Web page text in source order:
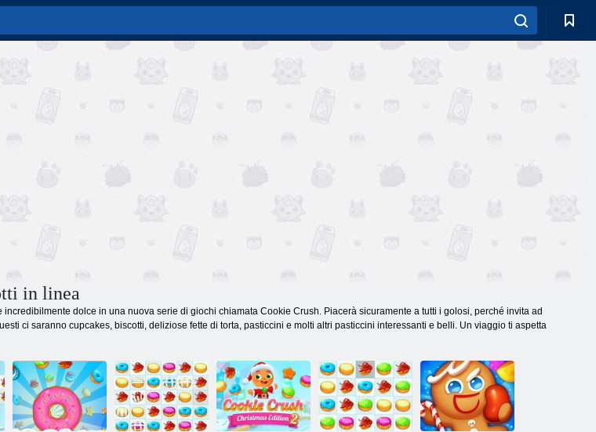
in linea
dolce in una nuova serie di giochi chiamata Cookie Crush. Piacerà sicuramente a tutti i golosi, perché invita ad
ci saranno cupcakes, biscotti, deliziose fette di torta, pasticcini e molti altri pasticcini interessanti e belli. Un viaggio ti aspetta